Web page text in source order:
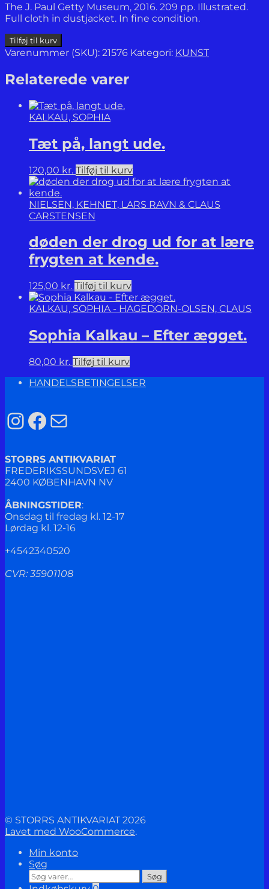
The J. Paul Getty Museum, 2016. 209 pp. Illustrated.
Full cloth in dustjacket. In fine condition.
Unruly
Nature.
Landscapes
of
Rousseau.
Tilføj til kurv
Varenummer (SKU): 21576 Kategori: KUNST
Relaterede varer
KALKAU, SOPHIA
Tæt på, langt ude.
120,00 kr. Tilføj til kurv
NIELSEN, KEHNET, LARS RAVN & CLAUS
CARSTENSEN
døden der drog ud for at lære
frygten at kende.
125,00 kr. Tilføj til kurv
KALKAU, SOPHIA - HAGEDORN-OLSEN, CLAUS
Sophia Kalkau – Efter ægget.
80,00 kr. Tilføj til kurv
HANDELSBETINGELSER
Instagram
Facebook
Mail
STORRS ANTIKVARIAT
FREDERIKSSUNDSVEJ 61
2400 KØBENHAVN NV
ÅBNINGSTIDER:
Onsdag til fredag kl. 12-17
Lørdag kl. 12-16
+4542340520
CVR: 35901108
© STORRS ANTIKVARIAT 2026
Lavet med WooCommerce.
Min konto
Søg
Søg
efter:
Søg